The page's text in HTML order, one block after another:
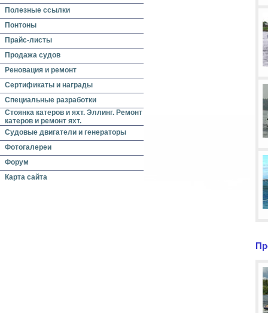
Полезные ссылки
Понтоны
Прайс-листы
Продажа судов
Реновация и ремонт
Сертификаты и награды
Специальные разработки
Стоянка катеров и яхт. Эллинг. Ремонт
катеров и ремонт яхт.
Судовые двигатели и генераторы
Фотогалереи
Форум
Карта сайта